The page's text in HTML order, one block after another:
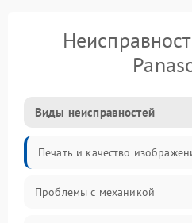
Виды неисправностей
Печать и качество
Проблемы с механикой